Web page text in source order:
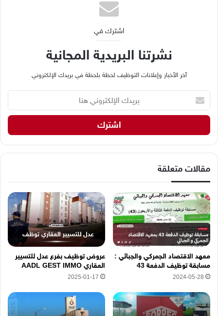
اشترك في
نشرتنا البريدية المجانية
آخر الأخبار وإعلانات التوظيف لحظة بلحظة في بريدك الإلكتروني
ي
ك
ا
إ
ت
ر
و
ن
ي
ن
ا
مقالات متعلقة
معهد الاقتصاد الجمركي والجبائي :
مسابقة توظيف الدفعة 43
2024-05-28
عروض توظيف بفرع عدل للتسيير
العقاري AADL GEST IMMO
2025-01-17